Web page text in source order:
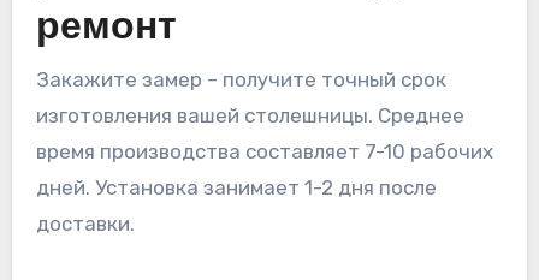
ремонт
Закажите замер – получите точный срок
изготовления вашей столешницы. Среднее
время производства составляет 7-10 рабочих
дней. Установка занимает 1-2 дня после
доставки.